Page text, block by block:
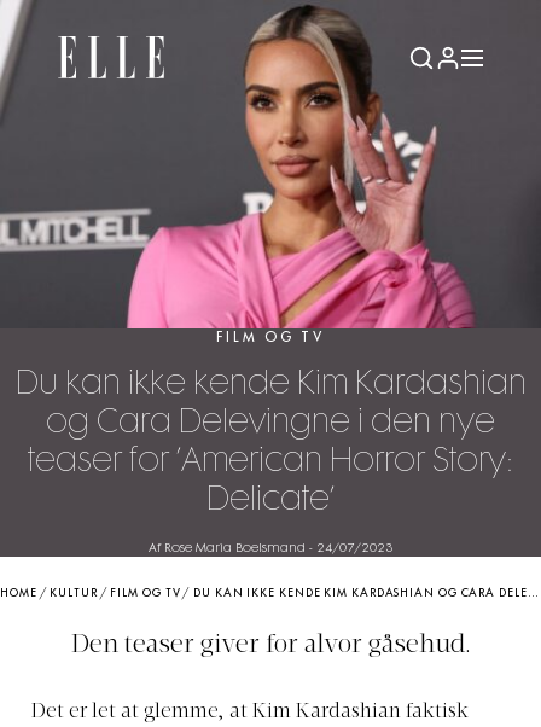
FILM OG TV
Du kan ikke kende Kim Kardashian
og Cara Delevingne i den nye
teaser for ’American Horror Story:
Delicate’
Af Rose Maria Boelsmand - 24/07/2023
HOME / KULTUR/ FILM OG TV / DU KAN IKKE KENDE KIM KARDASHIAN OG CARA DELEVINGNE I DEN NYE TEASER FOR ’AMERICAN HORROR STORY: DELICATE’
Den teaser giver for alvor gåsehud.
Det er let at glemme, at Kim Kardashian faktisk